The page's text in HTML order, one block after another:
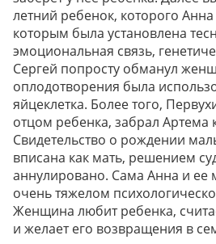
летний ребенок, которого
которым была установлена
эмоциональная связь,
Сергей попросту обманул
оплодотворения была
яйцеклетка. Более того,
отцом ребенка, забрал Артема
Свидетельство о рождении
вписана как мать, решением
аннулировано. Сама Анна и ее
очень тяжелом
Женщина любит ребенка,
и желает его возвращения в